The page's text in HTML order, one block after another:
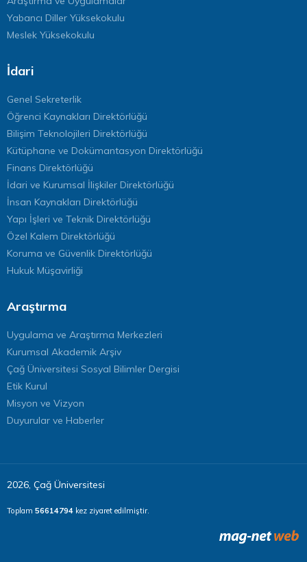
Yabancı Diller Yüksekokulu
Meslek Yüksekokulu
İdari
Genel Sekreterlik
Öğrenci Kaynakları Direktörlüğü
Bilişim Teknolojileri Direktörlüğü
Kütüphane ve Dokümantasyon Direktörlüğü
Finans Direktörlüğü
İdari ve Kurumsal İlişkiler Direktörlüğü
İnsan Kaynakları Direktörlüğü
Yapı İşleri ve Teknik Direktörlüğü
Özel Kalem Direktörlüğü
Koruma ve Güvenlik Direktörlüğü
Hukuk Müşavirliği
Araştırma
Uygulama ve Araştırma Merkezleri
Kurumsal Akademik Arşiv
Çağ Üniversitesi Sosyal Bilimler Dergisi
Etik Kurul
Misyon ve Vizyon
Duyurular ve Haberler
2026, Çağ Üniversitesi
Toplam 56614794 kez ziyaret edilmiştir.